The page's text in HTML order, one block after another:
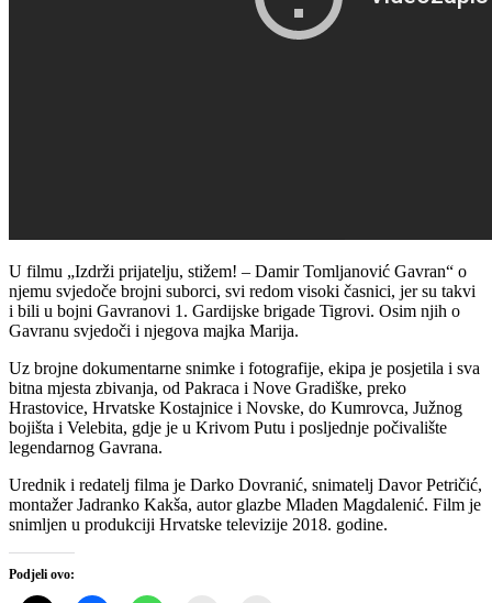
U filmu „Izdrži prijatelju, stižem! – Damir Tomljanović Gavran“ o
njemu svjedoče brojni suborci, svi redom visoki časnici, jer su takvi
i bili u bojni Gavranovi 1. Gardijske brigade Tigrovi. Osim njih o
Gavranu svjedoči i njegova majka Marija.
Uz brojne dokumentarne snimke i fotografije, ekipa je posjetila i sva
bitna mjesta zbivanja, od Pakraca i Nove Gradiške, preko
Hrastovice, Hrvatske Kostajnice i Novske, do Kumrovca, Južnog
bojišta i Velebita, gdje je u Krivom Putu i posljednje počivalište
legendarnog Gavrana.
Urednik i redatelj filma je Darko Dovranić, snimatelj Davor Petričić,
montažer Jadranko Kakša, autor glazbe Mladen Magdalenić. Film je
snimljen u produkciji Hrvatske televizije 2018. godine.
Podjeli ovo: